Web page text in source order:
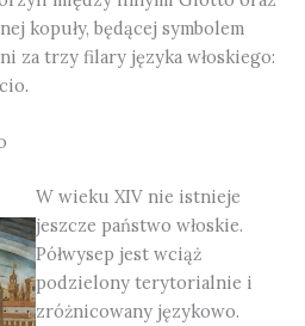
kopuły, będącej symbolem
za trzy filary języka włoskiego:
W wieku XIV nie istnieje
jeszcze państwo włoskie.
Półwysep jest wciąż
podzielony terytorialnie i
zróżnicowany językowo.